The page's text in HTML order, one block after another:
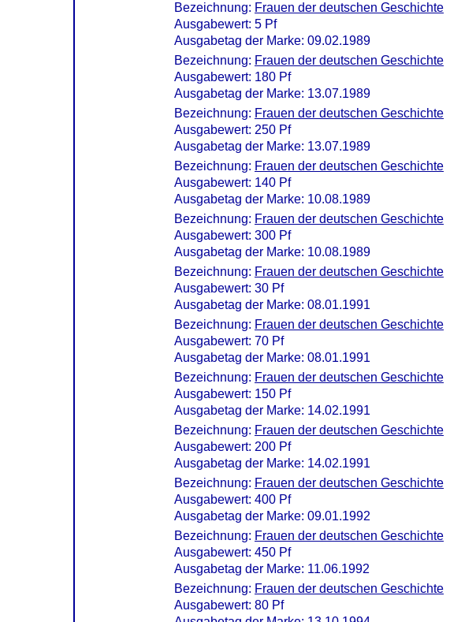
Bezeichnung: Frauen der deutschen Geschichte
Ausgabewert: 5 Pf
Ausgabetag der Marke: 09.02.1989
Bezeichnung: Frauen der deutschen Geschichte
Ausgabewert: 180 Pf
Ausgabetag der Marke: 13.07.1989
Bezeichnung: Frauen der deutschen Geschichte
Ausgabewert: 250 Pf
Ausgabetag der Marke: 13.07.1989
Bezeichnung: Frauen der deutschen Geschichte
Ausgabewert: 140 Pf
Ausgabetag der Marke: 10.08.1989
Bezeichnung: Frauen der deutschen Geschichte
Ausgabewert: 300 Pf
Ausgabetag der Marke: 10.08.1989
Bezeichnung: Frauen der deutschen Geschichte
Ausgabewert: 30 Pf
Ausgabetag der Marke: 08.01.1991
Bezeichnung: Frauen der deutschen Geschichte
Ausgabewert: 70 Pf
Ausgabetag der Marke: 08.01.1991
Bezeichnung: Frauen der deutschen Geschichte
Ausgabewert: 150 Pf
Ausgabetag der Marke: 14.02.1991
Bezeichnung: Frauen der deutschen Geschichte
Ausgabewert: 200 Pf
Ausgabetag der Marke: 14.02.1991
Bezeichnung: Frauen der deutschen Geschichte
Ausgabewert: 400 Pf
Ausgabetag der Marke: 09.01.1992
Bezeichnung: Frauen der deutschen Geschichte
Ausgabewert: 450 Pf
Ausgabetag der Marke: 11.06.1992
Bezeichnung: Frauen der deutschen Geschichte
Ausgabewert: 80 Pf